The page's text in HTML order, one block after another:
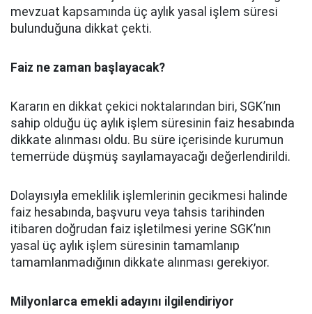
mevzuat kapsamında üç aylık yasal işlem süresi
bulunduğuna dikkat çekti.
Faiz ne zaman başlayacak?
Kararın en dikkat çekici noktalarından biri, SGK’nın
sahip olduğu üç aylık işlem süresinin faiz hesabında
dikkate alınması oldu. Bu süre içerisinde kurumun
temerrüde düşmüş sayılamayacağı değerlendirildi.
Dolayısıyla emeklilik işlemlerinin gecikmesi halinde
faiz hesabında, başvuru veya tahsis tarihinden
itibaren doğrudan faiz işletilmesi yerine SGK’nın
yasal üç aylık işlem süresinin tamamlanıp
tamamlanmadığının dikkate alınması gerekiyor.
Milyonlarca emekli adayını ilgilendiriyor